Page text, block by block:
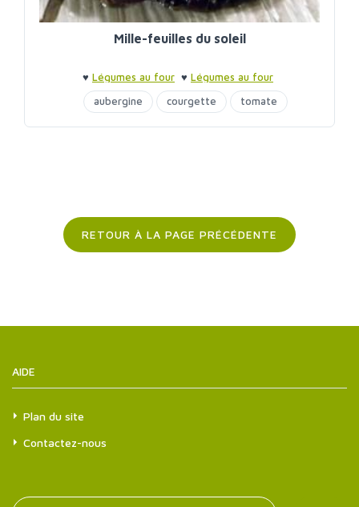
Mille-feuilles du soleil
♥ Légumes au four ♥ Légumes au four
aubergine
courgette tomate
RETOUR À LA PAGE PRÉCÉDENTE
AIDE
Plan du site
Contactez-nous